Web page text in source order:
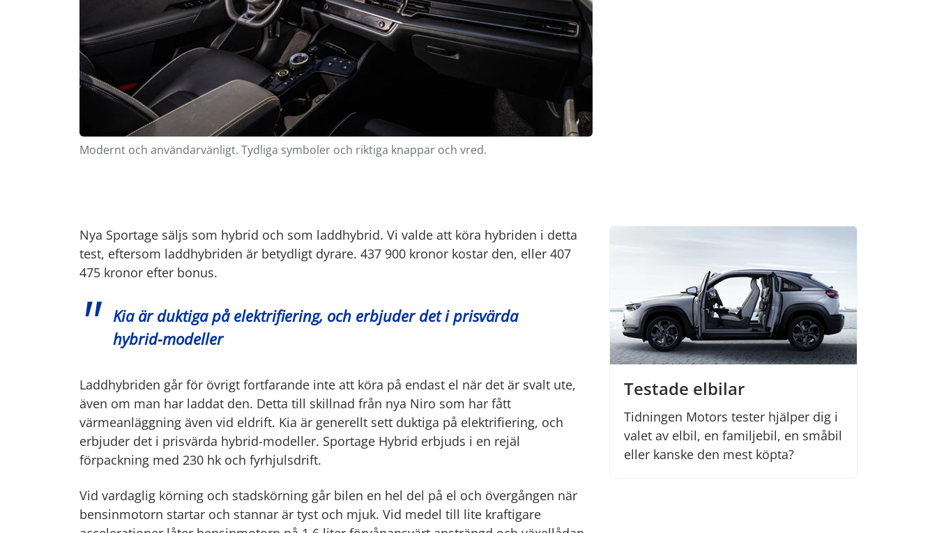
Modernt och användarvänligt. Tydliga symboler och riktiga knappar och vred.
Nya Sportage säljs som hybrid och som laddhybrid. Vi valde att köra hybriden i detta
test, eftersom laddhybriden är betydligt dyrare. 437 900 kronor kostar den, eller 407
475 kronor efter bonus.
Kia är duktiga på elektrifiering, och erbjuder det i prisvärda
hybrid-modeller
Laddhybriden går för övrigt fortfarande inte att köra på endast el när det är svalt ute,
även om man har laddat den. Detta till skillnad från nya Niro som har fått
värmeanläggning även vid eldrift. Kia är generellt sett duktiga på elektrifiering, och
erbjuder det i prisvärda hybrid-modeller. Sportage Hybrid erbjuds i en rejäl
förpackning med 230 hk och fyrhjulsdrift.
Vid vardaglig körning och stadskörning går bilen en hel del på el och övergången när
bensinmotorn startar och stannar är tyst och mjuk. Vid medel till lite kraftigare
Testade elbilar
Tidningen Motors tester hjälper dig i
valet av elbil, en familjebil, en småbil
eller kanske den mest köpta?